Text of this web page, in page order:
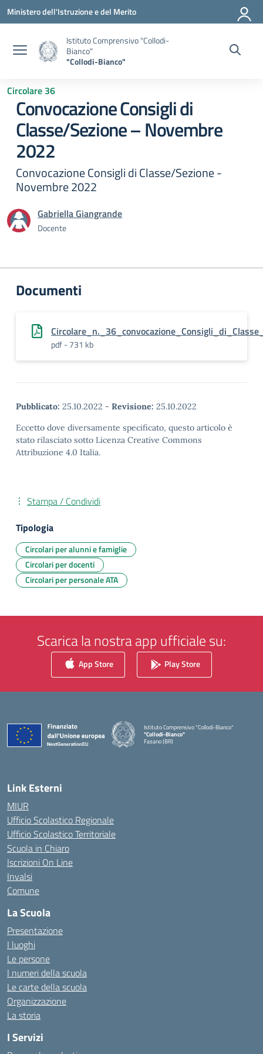
Vai ai contenuti
Vai al menu di navigazione
Vai al footer
Ministero dell'Istruzione e del Merito
Istituto Comprensivo "Collodi-
Bianco"
"Collodi-Bianco"
Circolare 36
Convocazione Consigli di
Classe/Sezione – Novembre
2022
Convocazione Consigli di Classe/Sezione -
Novembre 2022
Gabriella Giangrande
Docente
Documenti
pdf - 731 kb
Pubblicato: 25.10.2022 - Revisione: 25.10.2022
Eccetto dove diversamente specificato, questo articolo è
stato rilasciato sotto Licenza Creative Commons
Attribuzione 4.0 Italia.
Stampa / Condividi
Tipologia
Circolari per alunni e famiglie
Circolari per docenti
Circolari per personale ATA
Scarica la nostra app ufficiale su:
App Store Play Store
Istituto Comprensivo "Collodi-Bianco"
"Collodi-Bianco"
Fasano (BR)
Link Esterni
MIUR
Ufficio Scolastico Regionale
Ufficio Scolastico Territoriale
Scuola in Chiaro
Iscrizioni On Line
Invalsi
Comune
La Scuola
Presentazione
I luoghi
Le persone
I numeri della scuola
Le carte della scuola
Organizzazione
La storia
I Servizi